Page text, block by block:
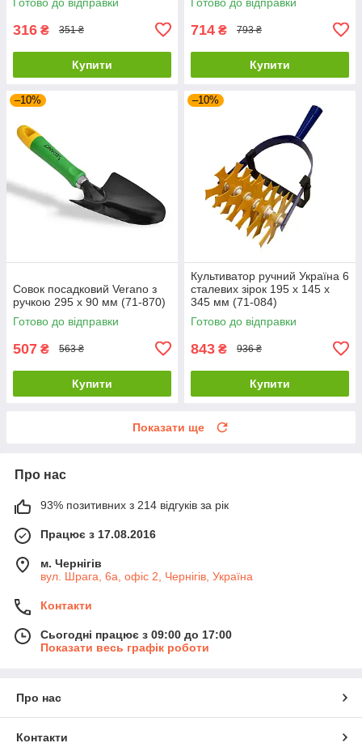
316 ₴ 351 ₴
Купити
714 ₴ 793 ₴
Купити
–10%
Совок посадковий Verano з
ручкою 295 х 90 мм (71-870)
Готово до відправки
507 ₴ 563 ₴
Купити
–10%
Культиватор ручний Україна 6
сталевих зірок 195 х 145 х
345 мм (71-084)
Готово до відправки
843 ₴ 936 ₴
Купити
Показати ще
Про нас
93% позитивних з 214 відгуків за рік
Працює з 17.08.2016
м. Чернігів
вул. Шрага, 6а, офіс 2, Чернігів, Україна
Контакти
Сьогодні працює з 09:00 до 17:00
Показати весь графік роботи
Про нас
Контакти